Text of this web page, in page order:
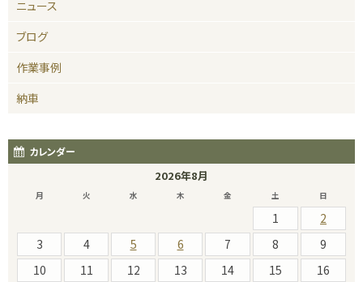
ニュース
ブログ
作業事例
納車
カレンダー
2026年8月
月 火 水 木 金 土 日
1
2
3
4 5 6 7 8
9
10
11 12 13 14 15
16